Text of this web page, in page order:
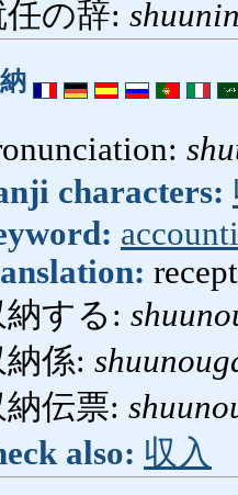
任の辞:
characters:
納する:
納係:
納伝票:
also: 収入